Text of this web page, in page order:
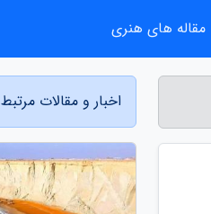
اخبار و مقالات مرتبط
مقاله های هنری